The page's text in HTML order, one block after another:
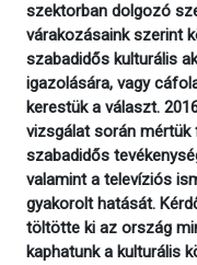
szektorban dolgozó
várakozásaink szerint
szabadidős kulturális
igazolására, vagy
kerestük a választ.
vizsgálat során
szabadidős
valamint a televíziós
gyakorolt hatását.
töltötte ki az ország
kaphatunk a kulturális